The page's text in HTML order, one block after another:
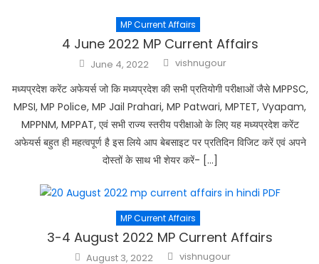
MP Current Affairs
4 June 2022 MP Current Affairs
Posted
on
June 4, 2022 Author
vishnugour
मध्यप्रदेश करेंट अफेयर्स जो कि मध्यप्रदेश की सभी प्रतियोगी परीक्षाओं जैसे MPPSC,
MPSI, MP Police, MP Jail Prahari, MP Patwari, MPTET, Vyapam,
MPPNM, MPPAT, एवं सभी राज्य स्तरीय परीक्षाओ के लिए यह मध्यप्रदेश करेंट
अफेयर्स बहुत ही महत्वपूर्ण है इस लिये आप बेबसाइट पर प्रतिदिन विजिट करें एवं अपने
दोस्तों के साथ भी शेयर करें- […]
MP Current Affairs
3-4 August 2022 MP Current Affairs
Posted
August 3, 2022 Author
vishnugour